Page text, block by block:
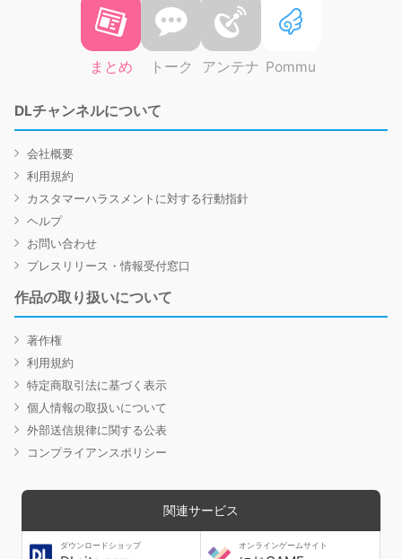
まとめ トーク アンテナ Pommu
DLチャンネルについて
会社概要
利用規約
カスタマーハラスメントに対する行動指針
ヘルプ
お問い合わせ
プレスリリース・情報受付窓口
作品の取り扱いについて
著作権
利用規約
特定商取引法に基づく表示
個人情報の取扱いについて
外部送信規律に関する公表
コンプライアンスポリシー
関連サービス
ダウンロードショップ オンラインゲームサイト